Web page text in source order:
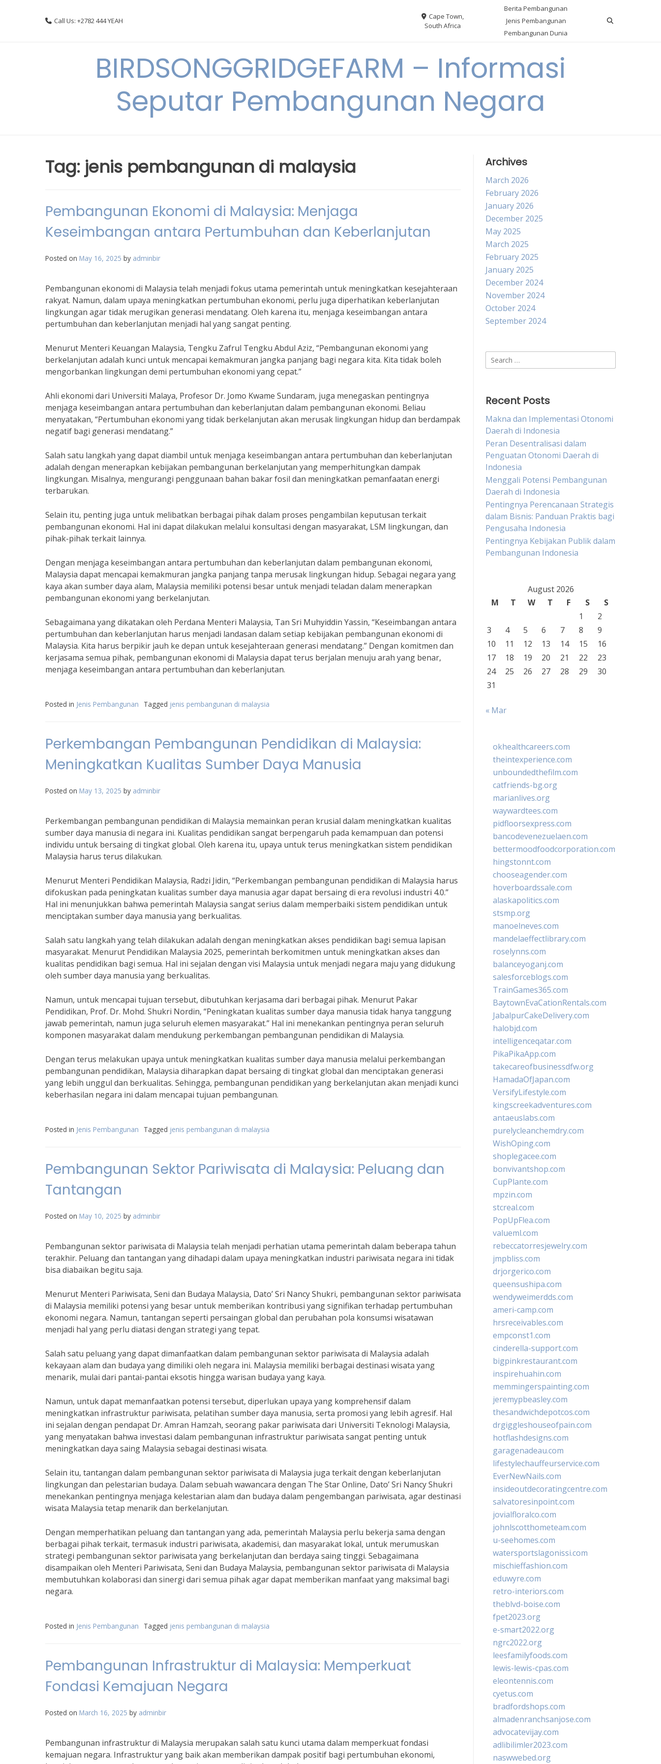
Call Us: +2782 444 YEAH
Cape Town,
South Africa
Berita Pembangunan
Jenis Pembangunan
Pembangunan Dunia
BIRDSONGGRIDGEFARM – Informasi
Seputar Pembangunan Negara
Tag: jenis pembangunan di malaysia
Pembangunan Ekonomi di Malaysia: Menjaga
Keseimbangan antara Pertumbuhan dan Keberlanjutan
Posted on May 16, 2025 by adminbir
Pembangunan ekonomi di Malaysia telah menjadi fokus utama pemerintah untuk meningkatkan kesejahteraan
rakyat. Namun, dalam upaya meningkatkan pertumbuhan ekonomi, perlu juga diperhatikan keberlanjutan
lingkungan agar tidak merugikan generasi mendatang. Oleh karena itu, menjaga keseimbangan antara
pertumbuhan dan keberlanjutan menjadi hal yang sangat penting.
Menurut Menteri Keuangan Malaysia, Tengku Zafrul Tengku Abdul Aziz, “Pembangunan ekonomi yang
berkelanjutan adalah kunci untuk mencapai kemakmuran jangka panjang bagi negara kita. Kita tidak boleh
mengorbankan lingkungan demi pertumbuhan ekonomi yang cepat.”
Ahli ekonomi dari Universiti Malaya, Profesor Dr. Jomo Kwame Sundaram, juga menegaskan pentingnya
menjaga keseimbangan antara pertumbuhan dan keberlanjutan dalam pembangunan ekonomi. Beliau
menyatakan, “Pertumbuhan ekonomi yang tidak berkelanjutan akan merusak lingkungan hidup dan berdampak
negatif bagi generasi mendatang.”
Salah satu langkah yang dapat diambil untuk menjaga keseimbangan antara pertumbuhan dan keberlanjutan
adalah dengan menerapkan kebijakan pembangunan berkelanjutan yang memperhitungkan dampak
lingkungan. Misalnya, mengurangi penggunaan bahan bakar fosil dan meningkatkan pemanfaatan energi
terbarukan.
Selain itu, penting juga untuk melibatkan berbagai pihak dalam proses pengambilan keputusan terkait
pembangunan ekonomi. Hal ini dapat dilakukan melalui konsultasi dengan masyarakat, LSM lingkungan, dan
pihak-pihak terkait lainnya.
Dengan menjaga keseimbangan antara pertumbuhan dan keberlanjutan dalam pembangunan ekonomi,
Malaysia dapat mencapai kemakmuran jangka panjang tanpa merusak lingkungan hidup. Sebagai negara yang
kaya akan sumber daya alam, Malaysia memiliki potensi besar untuk menjadi teladan dalam menerapkan
pembangunan ekonomi yang berkelanjutan.
Sebagaimana yang dikatakan oleh Perdana Menteri Malaysia, Tan Sri Muhyiddin Yassin, “Keseimbangan antara
pertumbuhan dan keberlanjutan harus menjadi landasan dalam setiap kebijakan pembangunan ekonomi di
Malaysia. Kita harus berpikir jauh ke depan untuk kesejahteraan generasi mendatang.” Dengan komitmen dan
kerjasama semua pihak, pembangunan ekonomi di Malaysia dapat terus berjalan menuju arah yang benar,
menjaga keseimbangan antara pertumbuhan dan keberlanjutan.
Posted in Jenis Pembangunan Tagged jenis pembangunan di malaysia
Perkembangan Pembangunan Pendidikan di Malaysia:
Meningkatkan Kualitas Sumber Daya Manusia
Posted on May 13, 2025 by adminbir
Perkembangan pembangunan pendidikan di Malaysia memainkan peran krusial dalam meningkatkan kualitas
sumber daya manusia di negara ini. Kualitas pendidikan sangat berpengaruh pada kemampuan dan potensi
individu untuk bersaing di tingkat global. Oleh karena itu, upaya untuk terus meningkatkan sistem pendidikan
Malaysia harus terus dilakukan.
Menurut Menteri Pendidikan Malaysia, Radzi Jidin, “Perkembangan pembangunan pendidikan di Malaysia harus
difokuskan pada peningkatan kualitas sumber daya manusia agar dapat bersaing di era revolusi industri 4.0.”
Hal ini menunjukkan bahwa pemerintah Malaysia sangat serius dalam memperbaiki sistem pendidikan untuk
menciptakan sumber daya manusia yang berkualitas.
Salah satu langkah yang telah dilakukan adalah dengan meningkatkan akses pendidikan bagi semua lapisan
masyarakat. Menurut Pendidikan Malaysia 2025, pemerintah berkomitmen untuk meningkatkan akses dan
kualitas pendidikan bagi semua. Hal ini sejalan dengan visi Malaysia untuk menjadi negara maju yang didukung
oleh sumber daya manusia yang berkualitas.
Namun, untuk mencapai tujuan tersebut, dibutuhkan kerjasama dari berbagai pihak. Menurut Pakar
Pendidikan, Prof. Dr. Mohd. Shukri Nordin, “Peningkatan kualitas sumber daya manusia tidak hanya tanggung
jawab pemerintah, namun juga seluruh elemen masyarakat.” Hal ini menekankan pentingnya peran seluruh
komponen masyarakat dalam mendukung perkembangan pembangunan pendidikan di Malaysia.
Dengan terus melakukan upaya untuk meningkatkan kualitas sumber daya manusia melalui perkembangan
pembangunan pendidikan, Malaysia diharapkan dapat bersaing di tingkat global dan menciptakan generasi
yang lebih unggul dan berkualitas. Sehingga, pembangunan pendidikan yang berkelanjutan akan menjadi kunci
keberhasilan negara ini dalam mencapai tujuan pembangunan.
Posted in Jenis Pembangunan Tagged jenis pembangunan di malaysia
Pembangunan Sektor Pariwisata di Malaysia: Peluang dan
Tantangan
Posted on May 10, 2025 by adminbir
Pembangunan sektor pariwisata di Malaysia telah menjadi perhatian utama pemerintah dalam beberapa tahun
terakhir. Peluang dan tantangan yang dihadapi dalam upaya meningkatkan industri pariwisata negara ini tidak
bisa diabaikan begitu saja.
Menurut Menteri Pariwisata, Seni dan Budaya Malaysia, Dato’ Sri Nancy Shukri, pembangunan sektor pariwisata
di Malaysia memiliki potensi yang besar untuk memberikan kontribusi yang signifikan terhadap pertumbuhan
ekonomi negara. Namun, tantangan seperti persaingan global dan perubahan pola konsumsi wisatawan
menjadi hal yang perlu diatasi dengan strategi yang tepat.
Salah satu peluang yang dapat dimanfaatkan dalam pembangunan sektor pariwisata di Malaysia adalah
kekayaan alam dan budaya yang dimiliki oleh negara ini. Malaysia memiliki berbagai destinasi wisata yang
menarik, mulai dari pantai-pantai eksotis hingga warisan budaya yang kaya.
Namun, untuk dapat memanfaatkan potensi tersebut, diperlukan upaya yang komprehensif dalam
meningkatkan infrastruktur pariwisata, pelatihan sumber daya manusia, serta promosi yang lebih agresif. Hal
ini sejalan dengan pendapat Dr. Amran Hamzah, seorang pakar pariwisata dari Universiti Teknologi Malaysia,
yang menyatakan bahwa investasi dalam pembangunan infrastruktur pariwisata sangat penting untuk
meningkatkan daya saing Malaysia sebagai destinasi wisata.
Selain itu, tantangan dalam pembangunan sektor pariwisata di Malaysia juga terkait dengan keberlanjutan
lingkungan dan pelestarian budaya. Dalam sebuah wawancara dengan The Star Online, Dato’ Sri Nancy Shukri
menekankan pentingnya menjaga kelestarian alam dan budaya dalam pengembangan pariwisata, agar destinasi
wisata Malaysia tetap menarik dan berkelanjutan.
Dengan memperhatikan peluang dan tantangan yang ada, pemerintah Malaysia perlu bekerja sama dengan
berbagai pihak terkait, termasuk industri pariwisata, akademisi, dan masyarakat lokal, untuk merumuskan
strategi pembangunan sektor pariwisata yang berkelanjutan dan berdaya saing tinggi. Sebagaimana
disampaikan oleh Menteri Pariwisata, Seni dan Budaya Malaysia, pembangunan sektor pariwisata di Malaysia
membutuhkan kolaborasi dan sinergi dari semua pihak agar dapat memberikan manfaat yang maksimal bagi
negara.
Posted in Jenis Pembangunan Tagged jenis pembangunan di malaysia
Pembangunan Infrastruktur di Malaysia: Memperkuat
Fondasi Kemajuan Negara
Posted on March 16, 2025 by adminbir
Pembangunan infrastruktur di Malaysia merupakan salah satu kunci utama dalam memperkuat fondasi
kemajuan negara. Infrastruktur yang baik akan memberikan dampak positif bagi pertumbuhan ekonomi,
Archives
March 2026
February 2026
January 2026
December 2025
May 2025
March 2025
February 2025
January 2025
December 2024
November 2024
October 2024
September 2024
Search
for:
Recent Posts
Makna dan Implementasi Otonomi
Daerah di Indonesia
Peran Desentralisasi dalam
Penguatan Otonomi Daerah di
Indonesia
Menggali Potensi Pembangunan
Daerah di Indonesia
Pentingnya Perencanaan Strategis
dalam Bisnis: Panduan Praktis bagi
Pengusaha Indonesia
Pentingnya Kebijakan Publik dalam
Pembangunan Indonesia
August 2026
M
T W T F S
S
1
2
3
4 5 6 7 8
9
10
11 12 13 14 15
16
17
18 19 20 21 22
23
24
25 26 27 28 29
30
31
« Mar
okhealthcareers.com
theintexperience.com
unboundedthefilm.com
catfriends-bg.org
marianlives.org
waywardtees.com
pidfloorsexpress.com
bancodevenezuelaen.com
bettermoodfoodcorporation.com
hingstonnt.com
chooseagender.com
hoverboardssale.com
alaskapolitics.com
stsmp.org
manoelneves.com
mandelaeffectlibrary.com
roselynns.com
balanceyoganj.com
salesforceblogs.com
TrainGames365.com
BaytownEvaCationRentals.com
JabalpurCakeDelivery.com
halobjd.com
intelligenceqatar.com
PikaPikaApp.com
takecareofbusinessdfw.org
HamadaOfJapan.com
VersifyLifestyle.com
kingscreekadventures.com
antaeuslabs.com
purelycleanchemdry.com
WishOping.com
shoplegacee.com
bonvivantshop.com
CupPlante.com
mpzin.com
stcreal.com
PopUpFlea.com
valueml.com
rebeccatorresjewelry.com
jmpbliss.com
drjorgerico.com
queensushipa.com
wendyweimerdds.com
ameri-camp.com
hrsreceivables.com
empconst1.com
cinderella-support.com
bigpinkrestaurant.com
inspirehuahin.com
memmingerspainting.com
jeremypbeasley.com
thesandwichdepotcos.com
drgiggleshouseofpain.com
hotflashdesigns.com
garagenadeau.com
lifestylechauffeurservice.com
EverNewNails.com
insideoutdecoratingcentre.com
salvatoresinpoint.com
jovialfloralco.com
johnlscotthometeam.com
u-seehomes.com
watersportslagonissi.com
mischieffashion.com
eduwyre.com
retro-interiors.com
theblvd-boise.com
fpet2023.org
e-smart2022.org
ngrc2022.org
leesfamilyfoods.com
lewis-lewis-cpas.com
eleontennis.com
cyetus.com
bradfordshops.com
almadenranchsanjose.com
advocatevijay.com
adlibilimler2023.com
naswwebed.org